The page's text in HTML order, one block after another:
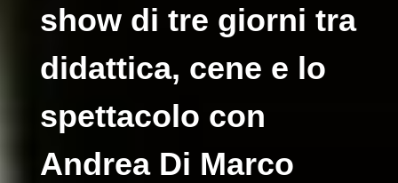
show di tre giorni tra
didattica, cene e lo
spettacolo con
Andrea Di Marco